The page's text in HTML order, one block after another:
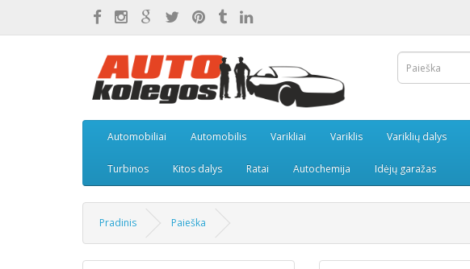
Automobiliai Automobilis Varikliai Variklis Variklių dalys
Turbinos Kitos dalys Ratai Autochemija Idėjų garažas
Pradinis Paieška